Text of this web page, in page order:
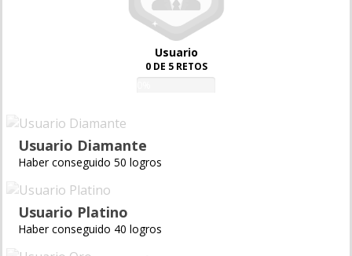
Usuario
0 DE 5 RETOS
Usuario Diamante
Haber conseguido 50 logros
Usuario Platino
Haber conseguido 40 logros